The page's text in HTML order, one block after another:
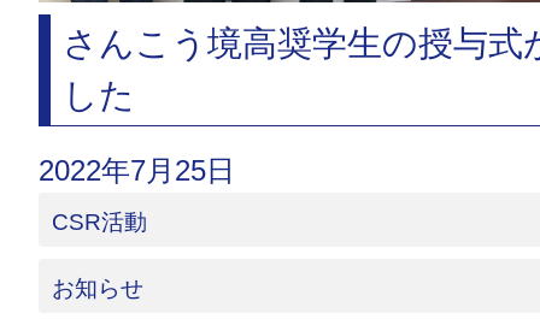
さんこう境高奨学生の授与式
した
2022年7月25日
CSR活動
お知らせ